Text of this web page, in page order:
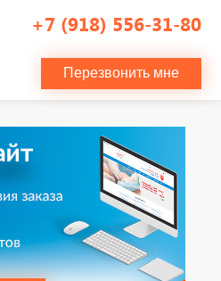
+7 (918) 556-31-80
Перезвонить мне